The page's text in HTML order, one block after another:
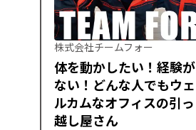
株式会社チームフォー
体を動かしたい！経験が
ない！どんな人でもウェ
ルカムなオフィスの引っ
越し屋さん